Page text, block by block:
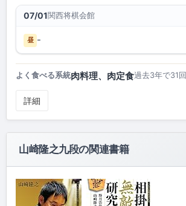
07/01関西将棋会館
昼 -
よく食べる系統肉料理、肉定食過去3年で31回
詳細
山崎隆之九段の関連書籍